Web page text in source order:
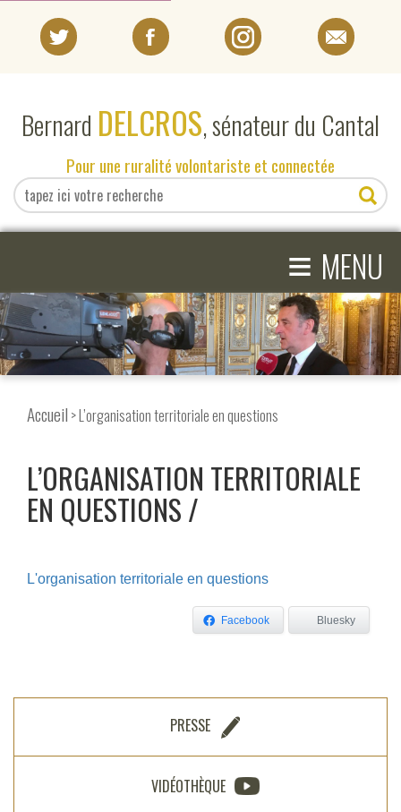
Bernard DELCROS, sénateur du Cantal
Pour une ruralité volontariste et connectée
≡ MENU
EN DIRECT DU SÉNAT
EN DIRECT DU CANTAL
COMPRENDRE LE SÉNAT
Accueil > L’organisation territoriale en questions
L’ORGANISATION TERRITORIALE
EN QUESTIONS
L'organisation territoriale en questions
Facebook Bluesky
PRESSE
VIDÉOTHÈQUE